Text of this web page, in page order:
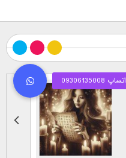
فال
مقابل
تاریخ :
(